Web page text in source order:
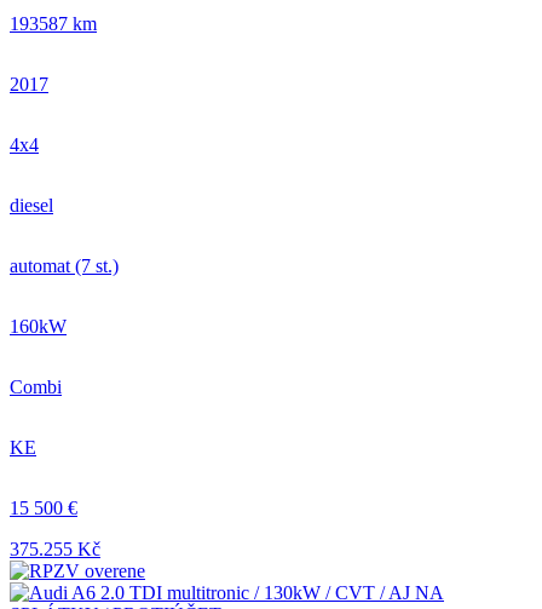
193587 km
2017
4x4
diesel
automat (7 st.)
160kW
Combi
KE
15 500 €
375.255 Kč